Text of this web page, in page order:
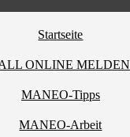
Startseite
ONLINE MELDEN
MANEO-Tipps
MANEO-Arbeit